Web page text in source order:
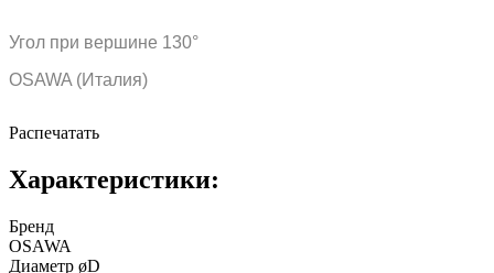
Угол при вершине 130°
OSAWA (Италия)
Распечатать
Характеристики:
Бренд
OSAWA
Диаметр øD